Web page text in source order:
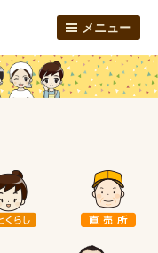
メニュー